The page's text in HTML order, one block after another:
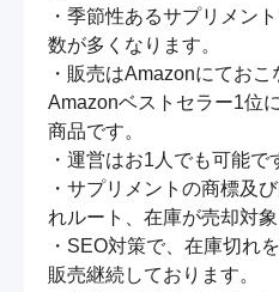
・季節性あるサプリメン
数が多くなります。
・販売はAmazonにてお
Amazonベストセラー1位
商品です。
・運営はお1人でも可能で
・サプリメントの商標及
れルート、在庫が売却対象
・SEO対策で、在庫切れ
販売継続しております。